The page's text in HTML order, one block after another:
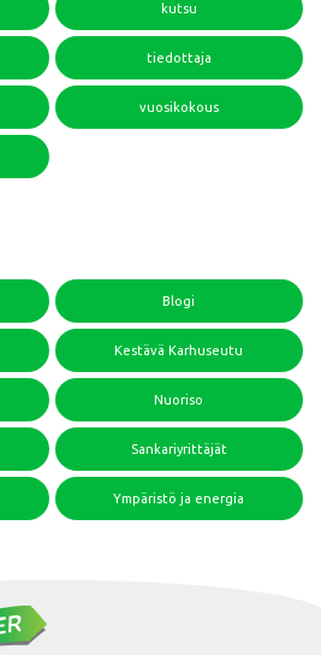
kutsu
tiedottaja
vuosikokous
Blogi
Kestävä Karhuseutu
Nuoriso
Sankariyrittäjät
Ympäristö ja energia